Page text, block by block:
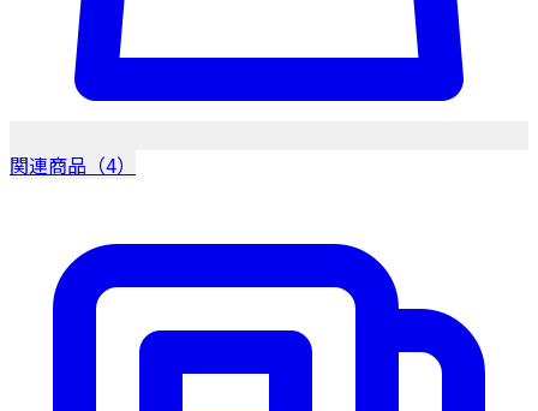
関連商品（4）